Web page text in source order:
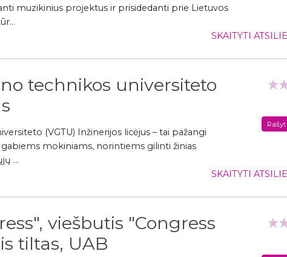
muzikinius projektus ir prisidedanti prie Lietuvos
SKAITYTI
technikos universiteto
(VGTU) Inžinerijos licėjus – tai pažangi
mokiniams, norintiems gilinti žinias
...
SKAITYTI
viešbutis "Congress
tiltas, UAB